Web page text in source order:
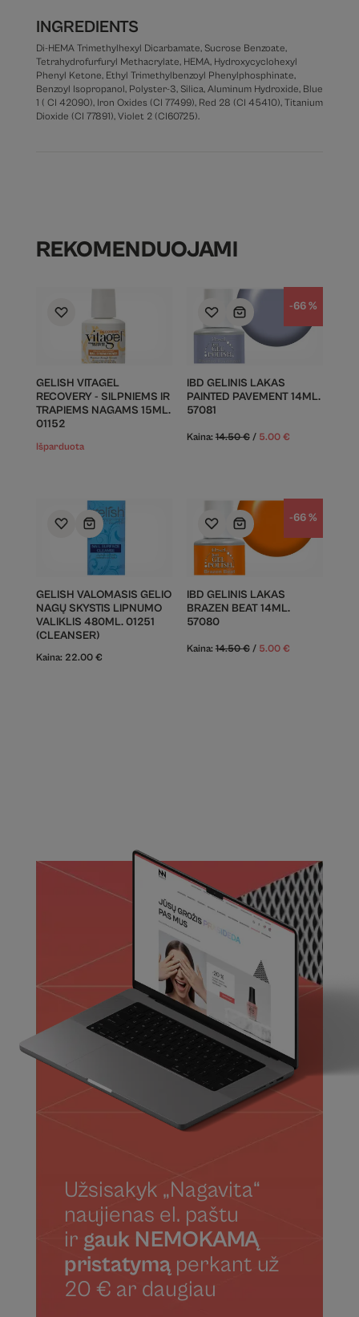
INGREDIENTS
Di-HEMA Trimethylhexyl Dicarbamate, Sucrose Benzoate,
Tetrahydrofurfuryl Methacrylate, HEMA, Hydroxycyclohexyl
Phenyl Ketone, Ethyl Trimethylbenzoyl Phenylphosphinate,
Benzoyl Isopropanol, Polyster-3, Silica, Aluminum Hydroxide, Blue
1 ( CI 42090), Iron Oxides (CI 77499), Red 28 (CI 45410), Titanium
Dioxide (CI 77891), Violet 2 (CI60725).
REKOMENDUOJAMI
GELISH VITAGEL
RECOVERY - SILPNIEMS IR
TRAPIEMS NAGAMS 15ML.
01152
Išparduota
-66 %
IBD GELINIS LAKAS
PAINTED PAVEMENT 14ML.
57081
Kaina:14.50€ / 5.00 €
GELISH VALOMASIS GELIO
NAGŲ SKYSTIS LIPNUMO
VALIKLIS 480ML. 01251
(CLEANSER)
Kaina: 22.00 €
-66 %
IBD GELINIS LAKAS
BRAZEN BEAT 14ML.
57080
Kaina:14.50€ / 5.00 €
Užsisakyk „Nagavita“
naujienas el. paštu
ir gauk NEMOKAMĄ
pristatymąperkant už
20 € ar daugiau